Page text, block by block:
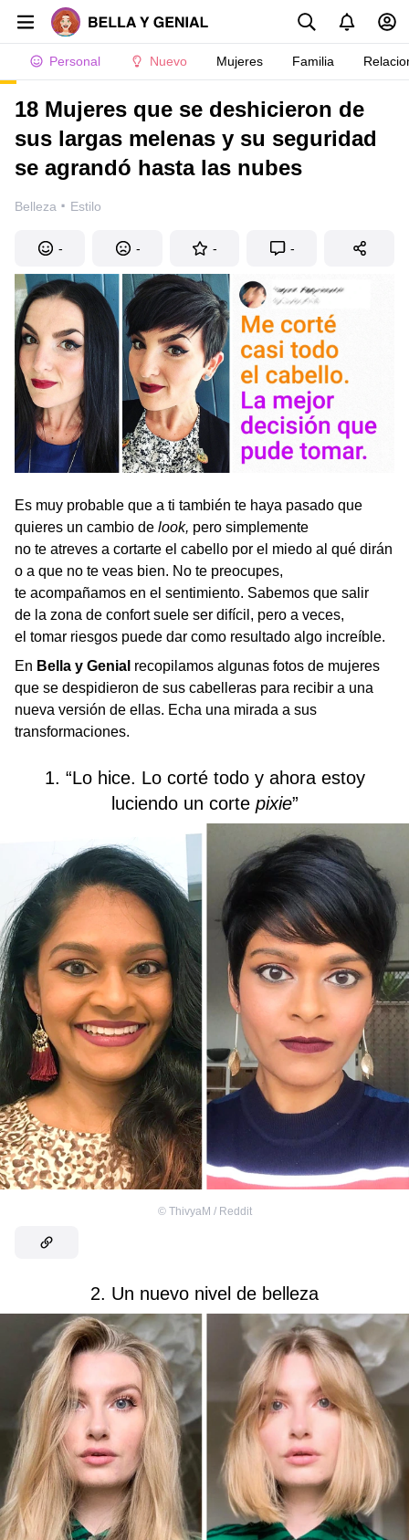
Personal Nuevo Mujeres Familia
18 Mujeres que se deshicieron de
sus largas melenas y su seguridad
se agrandó hasta las nubes
Belleza · Estilo
- - - -
Es muy probable que a ti también te haya pasado que
quieres un cambio de look, pero simplemente
no te atreves a cortarte el cabello por el miedo al qué dirán
o a que no te veas bien. No te preocupes,
te acompañamos en el sentimiento. Sabemos que salir
de la zona de confort suele ser difícil, pero a veces,
el tomar riesgos puede dar como resultado algo increíble.
En Bella y Genial recopilamos algunas fotos de mujeres
que se despidieron de sus cabelleras para recibir a una
nueva versión de ellas. Echa una mirada a sus
transformaciones.
1. “Lo hice. Lo corté todo y ahora estoy
luciendo un cortepixie”
© ThivyaM / Reddit
2. Un nuevo nivel de belleza